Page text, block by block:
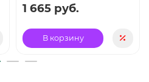
1 665 руб.
В корзину